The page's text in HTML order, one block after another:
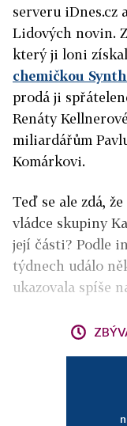
serveru iDnes.cz
Lidových novin.
který ji loni
chemičkou
prodá ji
Renáty
miliardářům
Komárkovi.
Teď se ale zdá,
vládce skupiny
její části? Podle
týdnech událo
ukazovala spíše